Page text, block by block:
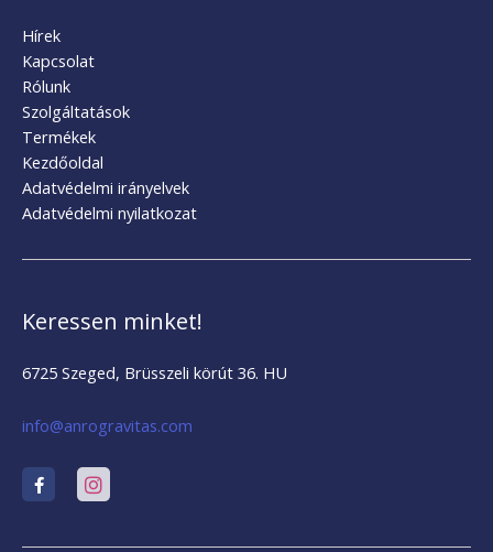
Hírek
Kapcsolat
Rólunk
Szolgáltatások
Termékek
Kezdőoldal
Adatvédelmi irányelvek
Adatvédelmi nyilatkozat
Keressen minket!
6725 Szeged, Brüsszeli körút 36. HU
info@anrogravitas.com